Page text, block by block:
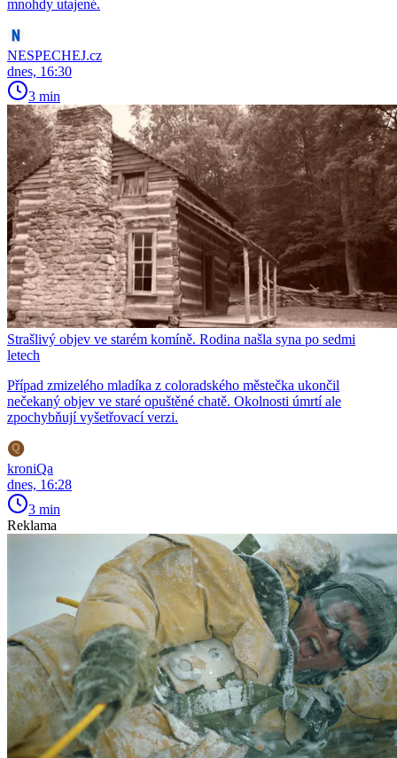
mnohdy utajené.
NESPECHEJ.cz
dnes, 16:30
3 min
Strašlivý objev ve starém komíně. Rodina našla syna po sedmi
letech
Případ zmizelého mladíka z coloradského městečka ukončil
nečekaný objev ve staré opuštěné chatě. Okolnosti úmrtí ale
zpochybňují vyšetřovací verzi.
kroniQa
dnes, 16:28
3 min
Reklama